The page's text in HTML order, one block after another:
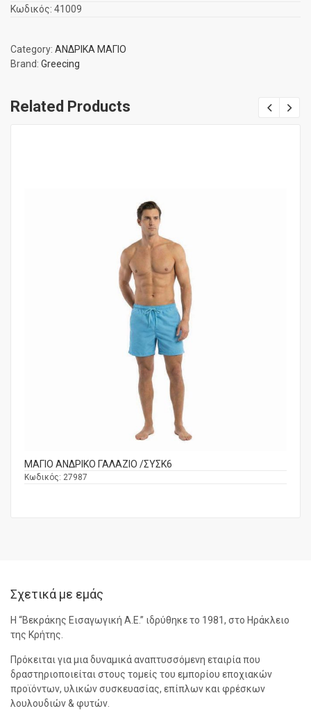
Κωδικός: 41009
Category: ΑΝΔΡΙΚΑ ΜΑΓΙΟ
Brand: Greecing
Related Products
ΜΑΓΙΟ ΑΝΔΡΙΚΟ ΓΑΛΑΖΙΟ /ΣΥΣΚ6
Κωδικός: 27987
Σχετικά με εμάς
Η “Βεκράκης Εισαγωγική Α.Ε.” ιδρύθηκε το 1981, στο Ηράκλειο
της Κρήτης.
Πρόκειται για μια δυναμικά αναπτυσσόμενη εταιρία που
δραστηριοποιείται στους τομείς του εμπορίου εποχιακών
προϊόντων, υλικών συσκευασίας, επίπλων και φρέσκων
λουλουδιών & φυτών.